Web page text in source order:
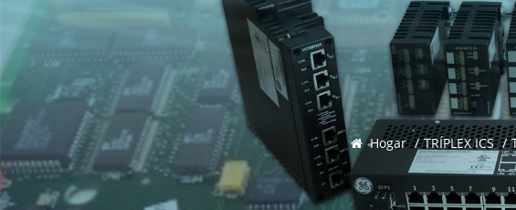
Hogar / TRÍPLEX ICS /